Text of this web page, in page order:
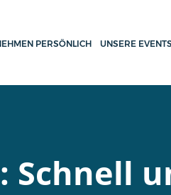
PERSÖNLICH UNSERE EVENTS
Schnell